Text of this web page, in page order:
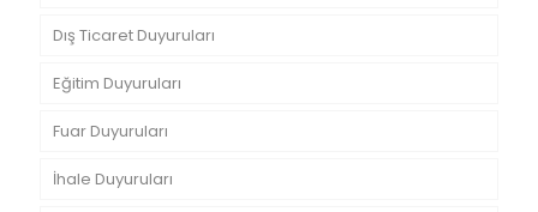
Dış Ticaret Duyuruları
Eğitim Duyuruları
Fuar Duyuruları
İhale Duyuruları